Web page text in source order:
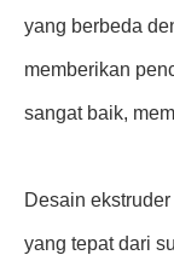
yang berbeda
memberikan
sangat baik,
Desain
yang tepat dari